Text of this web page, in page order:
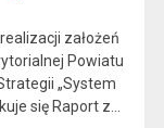
założeń
Powiatu
„System
się Raport z...